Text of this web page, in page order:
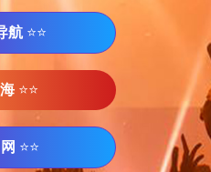
航 ⭐⭐
⭐⭐
⭐⭐